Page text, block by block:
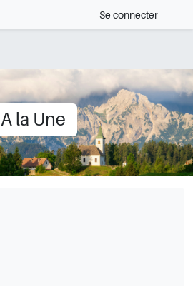
Se connecter
A la Une